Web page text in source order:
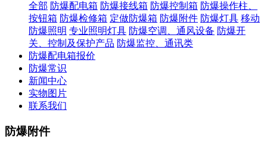
全部 防爆配电箱 防爆接线箱 防爆控制箱 防爆操作柱、
按钮箱 防爆检修箱 定做防爆箱 防爆附件 防爆灯具 移动
防爆照明 专业照明灯具 防爆空调、通风设备 防爆开
关、控制及保护产品 防爆监控、通讯类
防爆配电箱报价
防爆常识
新闻中心
实物图片
联系我们
防爆附件